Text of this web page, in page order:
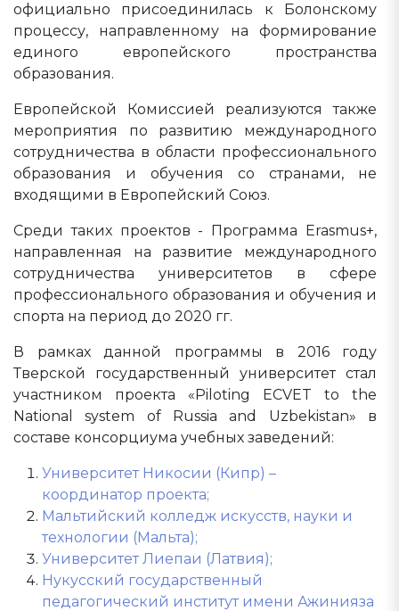
официально присоединилась к Болонскому
процессу, направленному на формирование
единого европейского пространства
образования.
Европейской Комиссией реализуются также
мероприятия по развитию международного
сотрудничества в области профессионального
образования и обучения со странами, не
входящими в Европейский Союз.
Среди таких проектов - Программа Erasmus+,
направленная на развитие международного
сотрудничества университетов в сфере
профессионального образования и обучения и
спорта на период до 2020 гг.
В рамках данной программы в 2016 году
Тверской государственный университет стал
участником проекта «Piloting ECVET to the
National system of Russia and Uzbekistan» в
составе консорциума учебных заведений:
Университет Никосии (Кипр) –
координатор проекта;
Мальтийский колледж искусств, науки и
технологии (Мальта);
Университет Лиепаи (Латвия);
Нукусский государственный
педагогический институт имени Ажинияза